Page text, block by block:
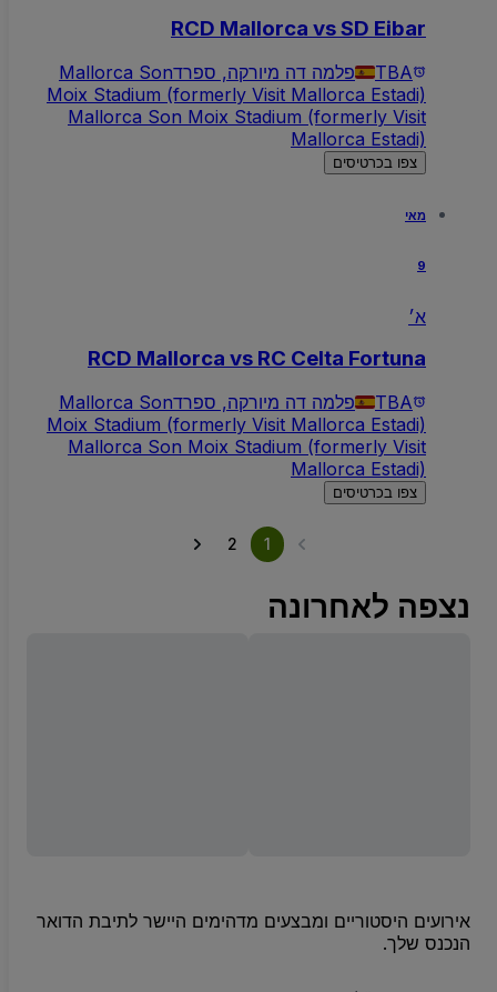
RCD Mallorca vs SD Eibar
TBA פלמה דה מיורקה, ספרדMallorca Son
Moix Stadium (formerly Visit Mallorca Estadi)
Mallorca Son Moix Stadium (formerly Visit
Mallorca Estadi)
צפו בכרטיסים
מאי
א׳
RCD Mallorca vs RC Celta Fortuna
TBA פלמה דה מיורקה, ספרדMallorca Son
Moix Stadium (formerly Visit Mallorca Estadi)
Mallorca Son Moix Stadium (formerly Visit
Mallorca Estadi)
צפו בכרטיסים
1
נצפה לאחרונה
אירועים היסטוריים ומבצעים מדהימים היישר לתיבת הדואר
הנכנס שלך.